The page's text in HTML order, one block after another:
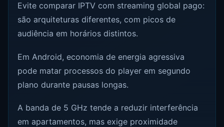
Evite comparar IPTV com streaming global pago:
são arquiteturas diferentes, com picos de
audiência em horários distintos.
Em Android, economia de energia agressiva
pode matar processos do player em segundo
plano durante pausas longas.
A banda de 5 GHz tende a reduzir interferência
em apartamentos, mas exige proximidade